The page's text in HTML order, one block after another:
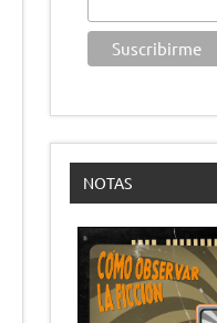
NOTAS